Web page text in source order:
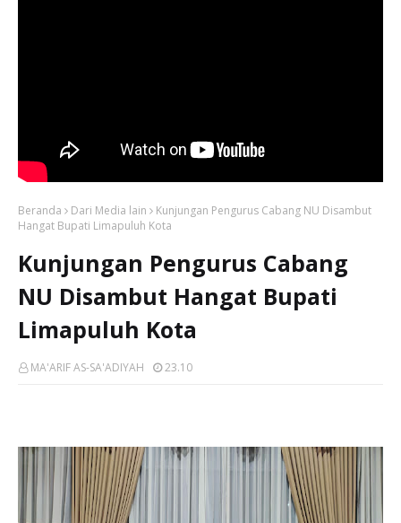
Beranda Dari Media lain
Kunjungan Pengurus Cabang NU Disambut
Hangat Bupati Limapuluh Kota
Kunjungan Pengurus Cabang
NU Disambut Hangat Bupati
Limapuluh Kota
MA'ARIF AS-SA'ADIYAH 23.10